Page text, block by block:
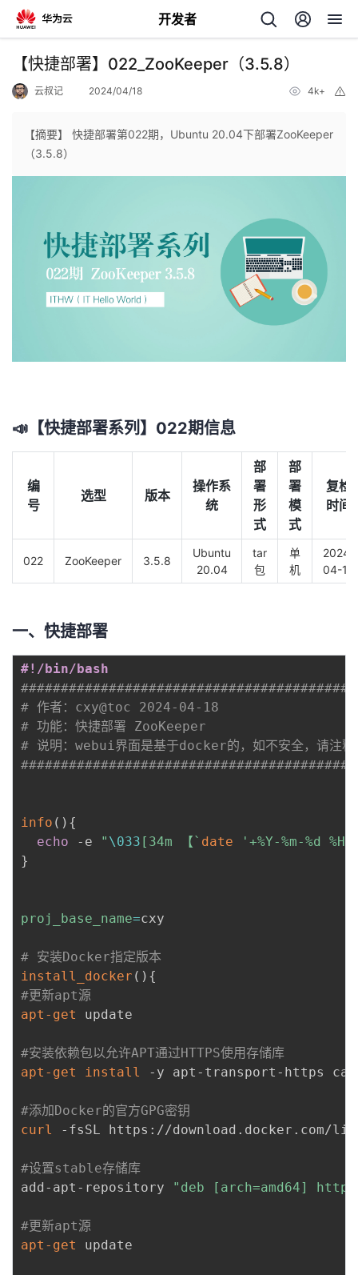
开发者
返
我
博
客
的
论
我
的
我
播
活
动
的
关
注
我
的
开
者
学
课
程
的
认
我
的
我
藏
我
的
Programs
我
的
持
技
术
支
的
云
声
议
【快捷部署】022_ZooKeeper（3.5.8）
云叔记 2024/04/18 4k+
【摘要】 快捷部署第022期，Ubuntu 20.04下部署ZooKeeper
（3.5.8）
📣【快捷部署系列】022期信息
编
号
选型 版本
操作系
统
部
署
形
式
部
署
模
式
复检
时间
022 ZooKeeper 3.5.8
Ubuntu
20.04
tar
包
单
机
2024-
04-18
一、快捷部署
#!/bin/bash
# 作者：
# 功能：快捷部署 ZooKeeper
# 说明：webui界面是基于docker
info ( ) {
echo -e " \033 [34m 【 ` date
'+%Y-%m-%d
}
proj_base_name=cxy
# 安装Docker指定版本
install_docker ( ) {
#更新apt源
apt-get
update
#安装依赖包以允许APT通过HTTPS使用存储库
apt-get
install -y apt-transport-https
#添加Docker的官方GPG密钥
curl
-fsSL https://download.docker.com/
#设置stable存储库
add-apt-repository
"deb [arch=amd64]
#更新apt源
apt-get
update